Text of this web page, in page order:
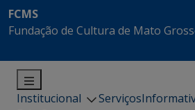
FCMS
Fundação de Cultura de Mato
Institucional Serviços